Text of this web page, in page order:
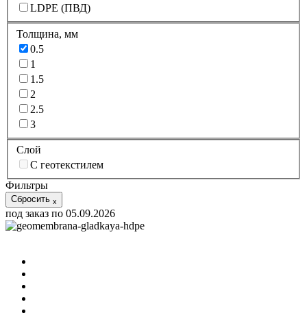
LDPE (ПВД)
Толщина, мм
0.5
1
1.5
2
2.5
3
Слой
С геотекстилем
Фильтры
Сбросить x
под заказ по 05.09.2026